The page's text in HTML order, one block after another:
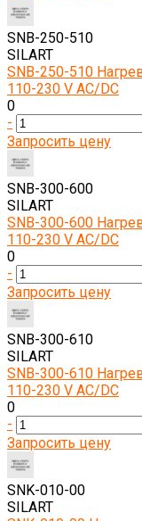
SNB-250-510
SILART
SNB-250-510
110-230 V AC/DC
0
-
Запросить цену
SNB-300-600
SILART
SNB-300-600
110-230 V AC/DC
0
-
Запросить цену
SNB-300-610
SILART
SNB-300-610
110-230 V AC/DC
0
-
Запросить цену
SNK-010-00
SILART